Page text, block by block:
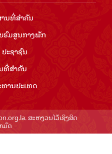
ນ​ທີ່​ສຳ​ຄັນ​
ຮົມ​ສູນ​ກາງ​ພັກ
ະ​ຊາ​ຊົນ
ທີ່​ສຳ​ຄັນ
ານ​ປະ​ເທດ
ສະຫງວນໄວ້ເຊິງສິດ
ມົດ